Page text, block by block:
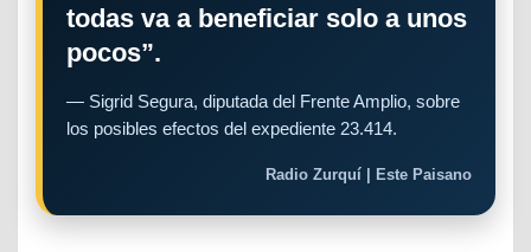
todas va a beneficiar solo a unos
pocos”.
— Sigrid Segura, diputada del Frente Amplio, sobre
los posibles efectos del expediente 23.414.
Radio Zurquí | Este Paisano